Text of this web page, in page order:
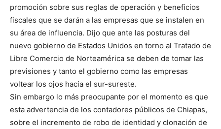
promoción sobre sus reglas de operación y beneficios
fiscales que se darán a las empresas que se instalen en
su área de influencia. Dijo que ante las posturas del
nuevo gobierno de Estados Unidos en torno al Tratado de
Libre Comercio de Norteamérica se deben de tomar las
previsiones y tanto el gobierno como las empresas
voltear los ojos hacia el sur-sureste.
Sin embargo lo más preocupante por el momento es que
esta advertencia de los contadores públicos de Chiapas,
sobre el incremento de robo de identidad y clonación de